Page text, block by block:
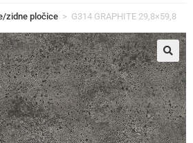
zidne pločice > G314 GRAPHITE 29,8×59,8
🔍